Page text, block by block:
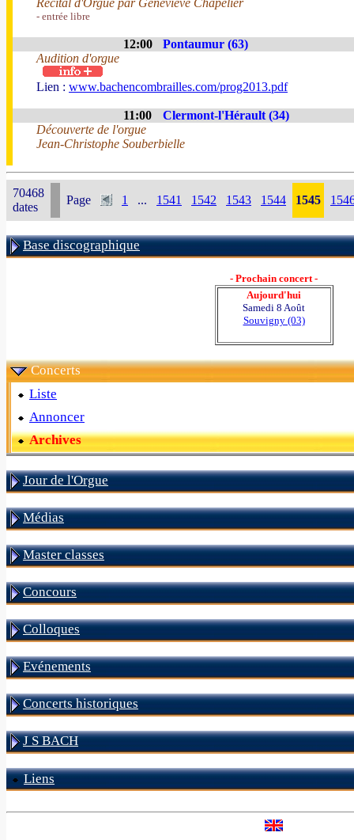
Récital d'Orgue par Geneviève Chapelier
- entrée libre
12:00
Pontaumur (63)
Audition d'orgue
Lien : www.bachencombrailles.com/prog2013.pdf
11:00
Clermont-l'Hérault (34)
Découverte de l'orgue
Jean-Christophe Souberbielle
70468
dates
Page 1 ... 1541 1542 1543 1544 1545
Base discographique
- Prochain concert -
Aujourd'hui
Samedi 8 Août
Souvigny (03)
Concerts
Liste
Annoncer
Archives
Jour de l'Orgue
Médias
Master classes
Concours
Colloques
Evénements
Concerts historiques
J S BACH
Liens